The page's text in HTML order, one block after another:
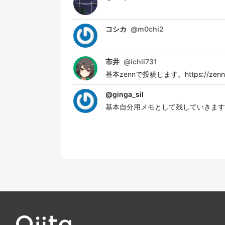
コシカ @m0chi2
市井 @ichii731
基本zennで投稿します。https://
@ginga_sil
基本自分用メモとして残していきます